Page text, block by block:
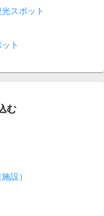
スポット
ト
む
設）